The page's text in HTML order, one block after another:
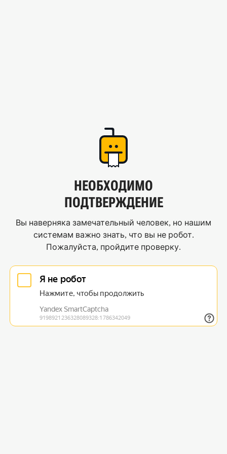
НЕОБХОДИМО
ПОДТВЕРЖДЕНИЕ
Вы наверняка замечательный человек, но нашим
системам важно знать, что вы не робот.
Пожалуйста, пройдите проверку.